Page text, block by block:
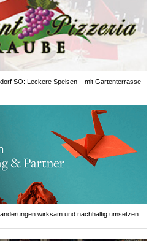
SO: Leckere Speisen – mit Gartenterrasse
wirksam und nachhaltig umsetzen